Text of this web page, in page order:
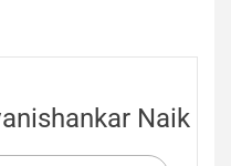
Naik